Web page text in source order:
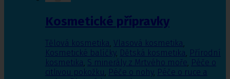
Kosmetické přípravky
Tělová kosmetika, Vlasová kosmetika,
Kosmetické balíčky, Dětská kosmetika, Přírodní
kosmetika, S minerály z Mrtvého moře, Péče o
citlivou pokožku, Péče o nohy, Péče o ruce a